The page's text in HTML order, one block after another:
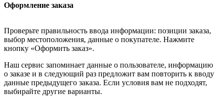
Оформление заказа
Проверьте правильность ввода информации: позиции заказа,
выбор местоположения, данные о покупателе. Нажмите
кнопку «Оформить заказ».
Наш сервис запоминает данные о пользователе, информацию
о заказе и в следующий раз предложит вам повторить к вводу
данные предыдущего заказа. Если условия вам не подходят,
выбирайте другие варианты.